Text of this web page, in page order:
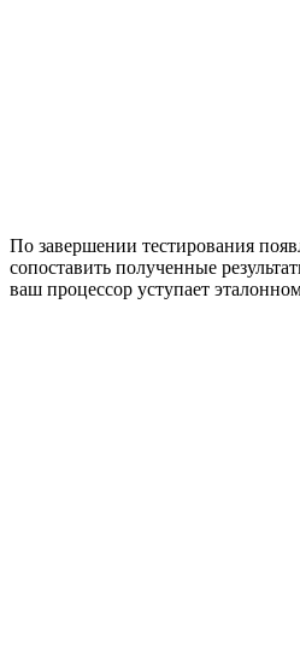
По завершении тестирования
сопоставить полученные
ваш процессор уступает